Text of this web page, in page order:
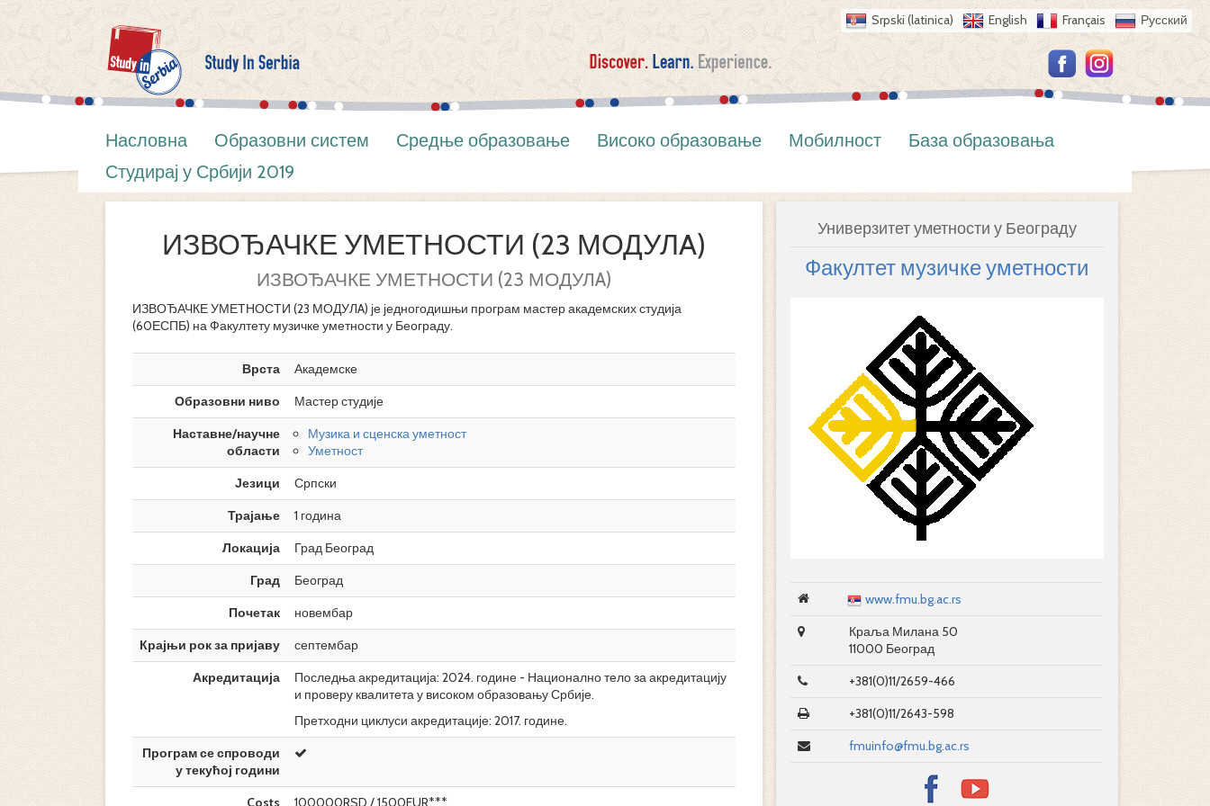
Srpski (latinica) English Français Русский
Насловна Образовни систем Средње образовање Високо образовање Мобилност
База образовања
Студирај у Србији 2019
ИЗВОЂАЧКЕ УМЕТНОСТИ (23 МОДУЛA)
ИЗВОЂАЧКЕ УМЕТНОСТИ (23 МОДУЛA)
ИЗВОЂАЧКЕ УМЕТНОСТИ (23 МОДУЛA) је једногодишњи програм мастер академских студија
(60ЕСПБ) на Факултету музичке уметности у Београду.
Врста
Академске
Образовни ниво
Мастер студије
Наставне/научне
области
Музика и сценска уметност
Уметност
Језици
Српски
Трајање
1 година
Локација
Град Београд
Град
Београд
Почетак
новембар
Крајњи рок за пријаву
септембар
Акредитација
Последња акредитација: 2024. године - Национално тело за акредитацију
и проверу квалитета у високом образовању Србије.
Претходни циклуси акредитације: 2017. године.
Програм се спроводи
у текућој години
Costs
100000RSD / 1500EUR***
Универзитет уметности у Београду
Факултет музичке уметности
www.fmu.bg.ac.rs
Краља Милана 50
11000 Београд
+381(0)11/2659-466
+381(0)11/2643-598
fmuinfo@fmu.bg.ac.rs